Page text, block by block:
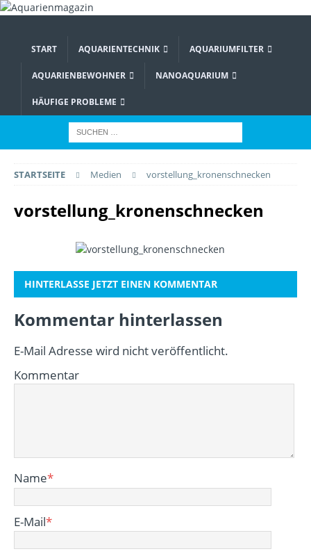
START AQUARIENTECHNIK AQUARIUMFILTER
AQUARIENBEWOHNER NANOAQUARIUM
HÄUFIGE PROBLEME
STARTSEITE Medien vorstellung_kronenschnecken
vorstellung_kronenschnecken
HINTERLASSE JETZT EINEN KOMMENTAR
Kommentar hinterlassen
E-Mail Adresse wird nicht veröffentlicht.
Kommentar
Name*
E-Mail*